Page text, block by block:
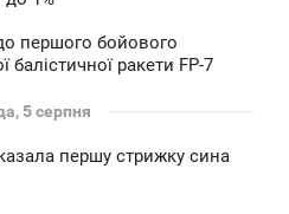
першого бойового
балістичної ракети FP-7
5 серпня
першу стрижку сина